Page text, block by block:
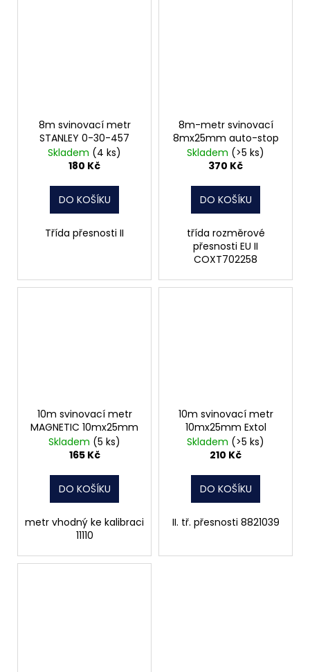
8m svinovací metr
STANLEY 0-30-457
Skladem (4 ks)
180 Kč
DO KOŠÍKU
Třída přesnosti II
8m-metr svinovací
8mx25mm auto-stop
Skladem (>5 ks)
370 Kč
DO KOŠÍKU
třída rozměrové
přesnosti EU II
COXT702258
10m svinovací metr
MAGNETIC 10mx25mm
Skladem (5 ks)
165 Kč
DO KOŠÍKU
metr vhodný ke kalibraci
11110
10m svinovací metr
10mx25mm Extol
Skladem (>5 ks)
210 Kč
DO KOŠÍKU
II. tř. přesnosti 8821039